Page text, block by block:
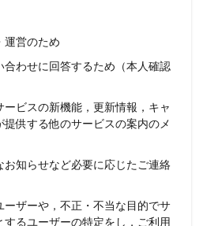
運営のため
合わせに回答するため（本人確認
ビスの新機能，更新情報，キャ
提供する他のサービスの案内のメ
お知らせなど必要に応じたご連絡
ーザーや，不正・不当な目的でサ
するユーザーの特定をし，ご利用